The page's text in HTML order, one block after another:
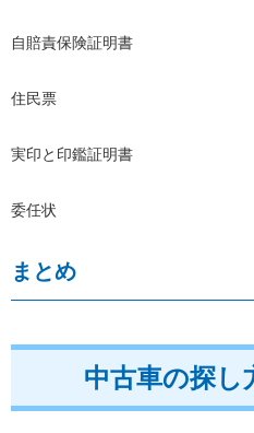
自賠責保険証明書
住民票
実印と印鑑証明書
委任状
まとめ
中古車の探し